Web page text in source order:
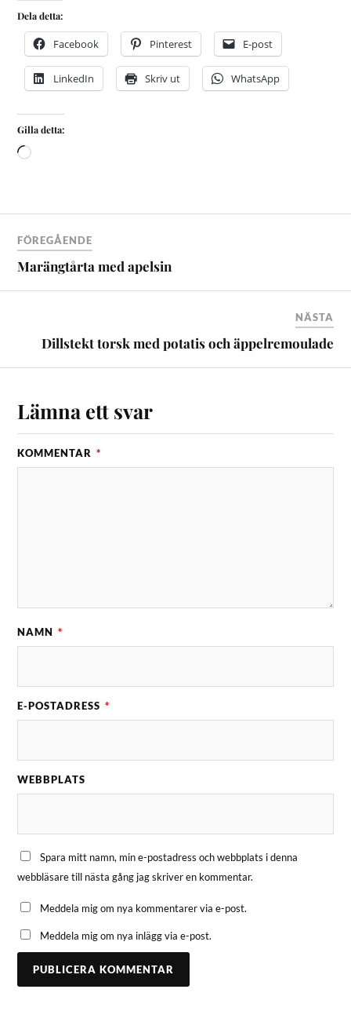
Dela detta:
Facebook Pinterest E-post
LinkedIn Skriv ut WhatsApp
Gilla detta:
FÖREGÅENDE
Marängtårta med apelsin
NÄSTA
Dillstekt torsk med potatis och äppelremoulade
Lämna ett svar
KOMMENTAR *
NAMN *
E-POSTADRESS *
WEBBPLATS
Spara mitt namn, min e-postadress och webbplats i denna
webbläsare till nästa gång jag skriver en kommentar.
Meddela mig om nya kommentarer via e-post.
Meddela mig om nya inlägg via e-post.